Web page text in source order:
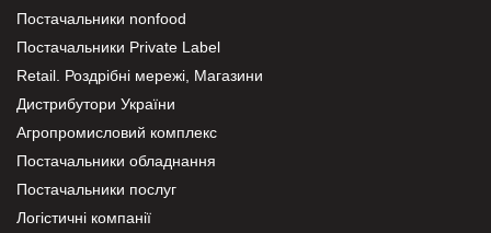
Постачальники nonfood
Постачальники Private Label
Retail. Роздрібні мережі, Магазини
Дистрибутори України
Агропромисловий комплекс
Постачальники обладнання
Постачальники послуг
Логістичні компанії